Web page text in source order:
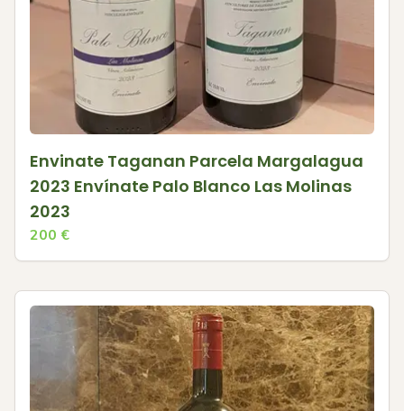
Envinate Taganan Parcela Margalagua
2023 Envínate Palo Blanco Las Molinas
2023
200 €